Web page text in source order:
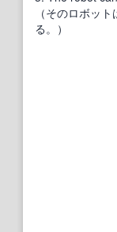
（そのロボッ
る。）